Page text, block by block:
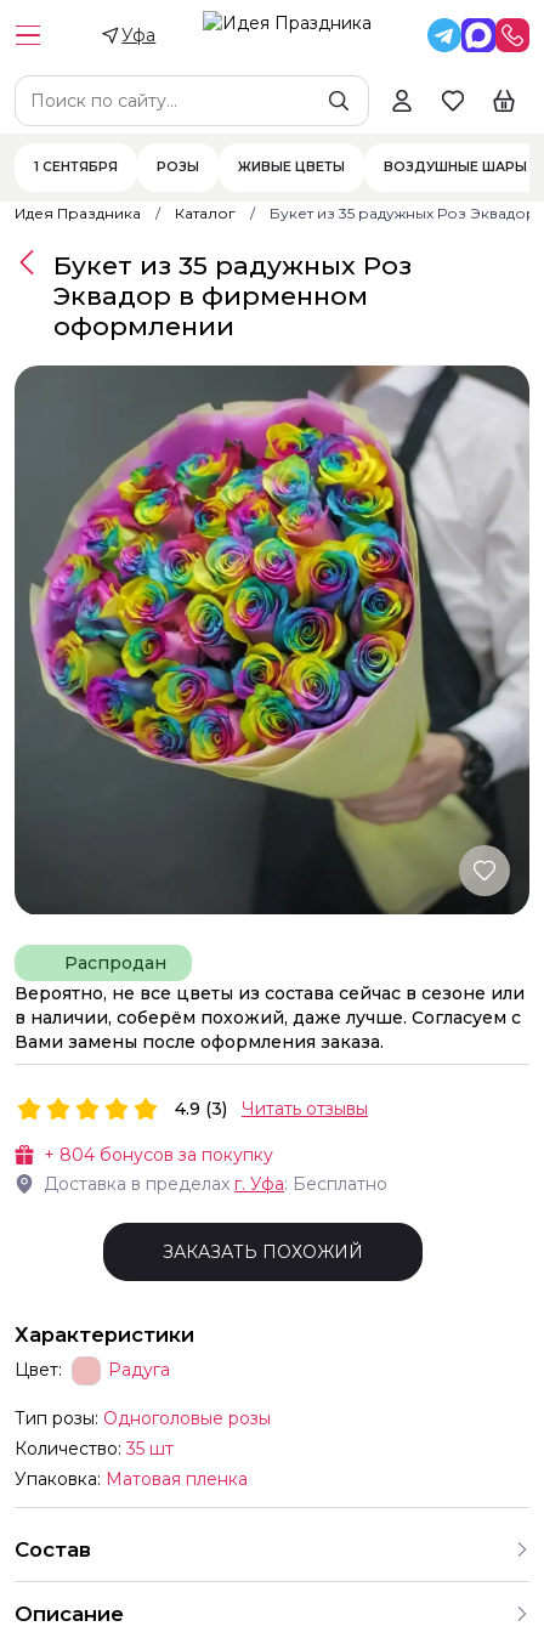
Уфа
1 СЕНТЯБРЯ РОЗЫ ЖИВЫЕ ЦВЕТЫ ВОЗДУШНЫЕ ШАРЫ
Идея Праздника Каталог Букет из 35 радужных Роз
Распродан
Вероятно, не все цветы из состава сейчас в сезоне или
в наличии, соберём похожий, даже лучше. Согласуем с
Вами замены после оформления заказа.
Букет из 35 радужных Роз
Эквадор в фирменном
оформлении
+ 804 бонусов за покупку
Доставка в пределах г. Уфа: Бесплатно
4.9 (3) Читать отзывы
ЗАКАЗАТЬ ПОХОЖИЙ
Характеристики
Цвет: Радуга
Тип розы: Одноголовые розы
Количество: 35 шт
Упаковка: Матовая пленка
Состав
Описание